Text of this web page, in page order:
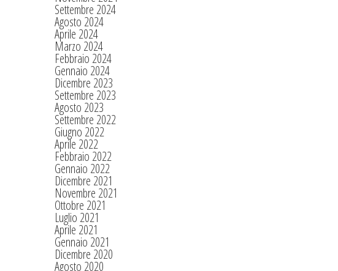
Settembre 2024
Agosto 2024
Aprile 2024
Marzo 2024
Febbraio 2024
Gennaio 2024
Dicembre 2023
Settembre 2023
Agosto 2023
Settembre 2022
Giugno 2022
Aprile 2022
Febbraio 2022
Gennaio 2022
Dicembre 2021
Novembre 2021
Ottobre 2021
Luglio 2021
Aprile 2021
Gennaio 2021
Dicembre 2020
Agosto 2020